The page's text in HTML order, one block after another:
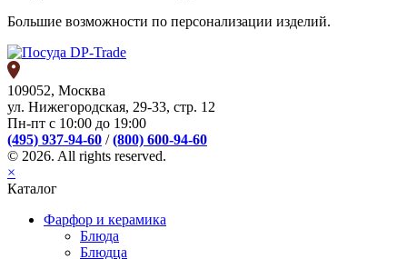
Большие возможности по персонализации изделий.
109052, Москва
ул. Нижегородская, 29-33, стр. 12
Пн-пт с 10:00 до 19:00
(495) 937-94-60 /(800) 600-94-60
© 2026. All rights reserved.
×
Каталог
Фарфор и керамика
Блюда
Блюдца